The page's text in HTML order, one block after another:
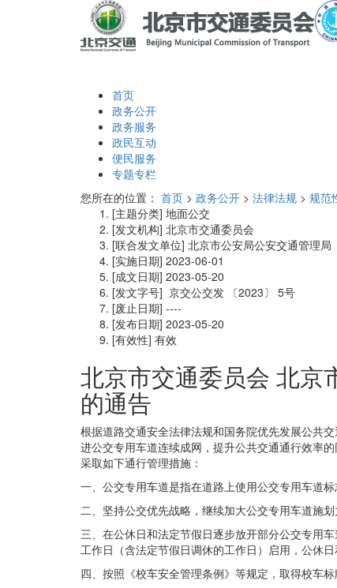
首页
政务公开
政务服务
政民互动
便民服务
专题专栏
您所在的位置： 首页 > 政务公开 > 法律法规 > 规范
[主题分类] 地面公交
[发文机构] 北京市交通委员会
[联合发文单位] 北京市公安局公安交通管理局
[实施日期] 2023-06-01
[成文日期] 2023-05-20
[发文字号] 京交公交发 〔2023〕 5号
[废止日期] ----
[发布日期] 2023-05-20
[有效性] 有效
北京市交通委员会 北京
的通告
根据道路交通安全法律法规和国务院优先发展公共
进公交专用车道连续成网，提升公共交通通行效率
采取如下通行管理措施：
一、公交专用车道是指在道路上使用公交专用车道
二、坚持公交优先战略，继续加大公交专用车道施
三、在公休日和法定节假日逐步放开部分公交专用
工作日（含法定节假日调休的工作日）启用，公休
四、按照《校车安全管理条例》等规定，取得校车